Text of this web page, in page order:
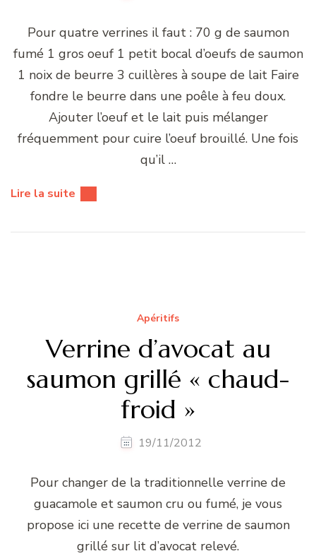
Pour quatre verrines il faut : 70 g de saumon
fumé 1 gros oeuf 1 petit bocal d’oeufs de saumon
1 noix de beurre 3 cuillères à soupe de lait Faire
fondre le beurre dans une poêle à feu doux.
Ajouter l’oeuf et le lait puis mélanger
fréquemment pour cuire l’oeuf brouillé. Une fois
qu’il …
Lire la suite
Apéritifs
Verrine d’avocat au
saumon grillé « chaud-
froid »
19/11/2012
Pour changer de la traditionnelle verrine de
guacamole et saumon cru ou fumé, je vous
propose ici une recette de verrine de saumon
grillé sur lit d’avocat relevé.